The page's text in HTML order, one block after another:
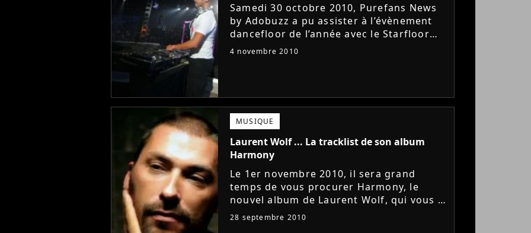
Samedi 30 octobre 2010, Purefans News
by Adobuzz a pu assister à l’évènement
dancefloor de l’année avec le Starfloor
2010 à Paris-Bercy. L’occasion pour nous
4 novembre 2010
MUSIQUE
Laurent Wolf ... La tracklist de son album
Harmony
Le 1er novembre 2010, il sera grand
temps de vous procurer Harmony, le
nouvel album de Laurent Wolf, qui vous a
déjà fait danser non-stop avec son tube
Survive. Découvrez les autres...
28 septembre 2010